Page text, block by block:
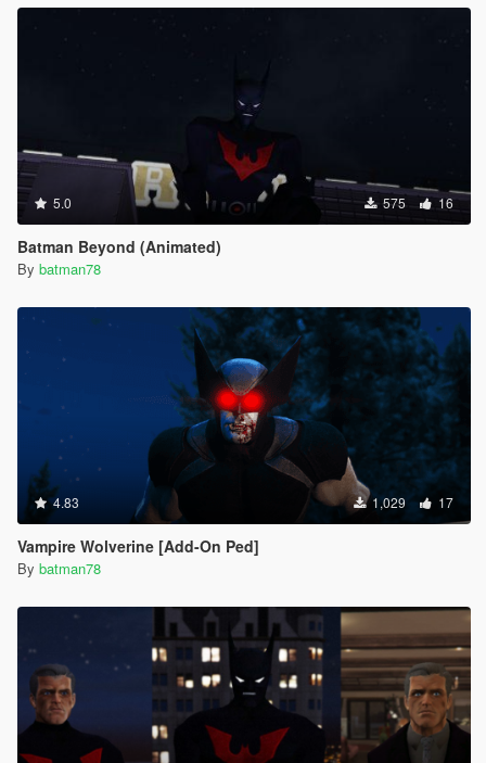
5.0 575 16
Batman Beyond (Animated)
By batman78
4.83 1,029 17
Vampire Wolverine [Add-On Ped]
By batman78